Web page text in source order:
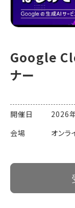
Google
ナー
開催日 2026年
会場 オンライ